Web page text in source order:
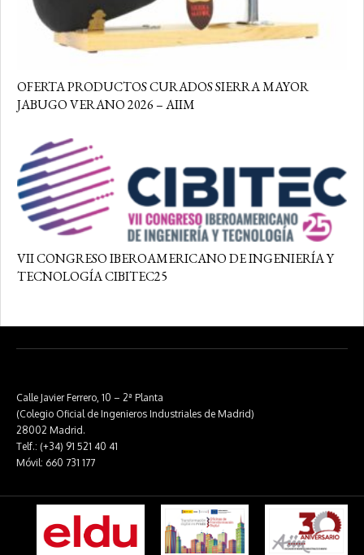
OFERTA PRODUCTOS CURADOS SIERRA MAYOR
JABUGO VERANO 2026 – AIIM
VII CONGRESO IBEROAMERICANO DE INGENIERÍA Y
TECNOLOGÍA CIBITEC25
Calle Javier Ferrero, 10 – 2ª Planta
(Colegio Oficial de Ingenieros Industriales de Madrid)
28002 Madrid.
Telf.: (+34) 91 521 40 41
Móvil: 660 731 177